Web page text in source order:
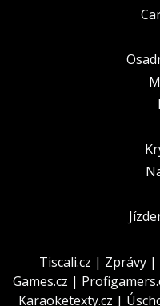
Tiscali.cz | Zprávy |
Games.cz |
Karaoketexty.cz |